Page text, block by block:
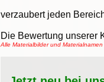
verzaubert jeden
Die Bewertung unserer
Alle Materialbilder und